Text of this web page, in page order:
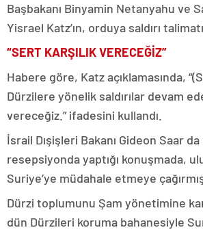
Başbakanı Binyamin Netanyahu ve
Yisrael Katz’ın, orduya saldırı
“SERT KARŞILIK VERECEĞİZ”
Habere göre, Katz açıklamasında,
Dürzilere yönelik saldırılar devam
vereceğiz.” ifadesini kullandı.
İsrail Dışişleri Bakanı Gideon Saar
resepsiyonda yaptığı konuşmada,
Suriye’ye müdahale etmeye
Dürzi toplumunu Şam yönetimine
dün Dürzileri koruma bahanesiyle